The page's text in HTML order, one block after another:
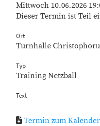
Mittwoch 10.06.2026
Dieser Termin ist Teil
Ort
Turnhalle
Typ
Training Netzball
Text
Termin zum